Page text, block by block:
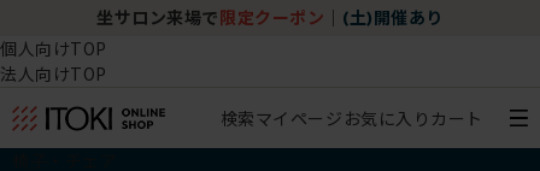
坐サロン来場で 限定クーポン (土)開催あり
個人向けTOP
法人向けTOP
検索マイページ お気に入り カート